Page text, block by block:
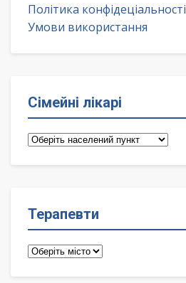
Політика конфідеціальності
Умови використання
Сімейні лікарі
Сімейні
Терапевти
Терапевти